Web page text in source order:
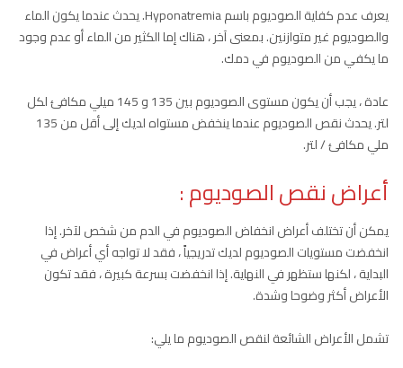
يعرف عدم كفاية الصوديوم باسم Hyponatremia. يحدث عندما يكون الماء
والصوديوم غير متوازنين. بمعنى آخر ، هناك إما الكثير من الماء أو عدم وجود
ما يكفي من الصوديوم في دمك.
عادة ، يجب أن يكون مستوى الصوديوم بين 135 و 145 ميلي مكافئ لكل
لتر. يحدث نقص الصوديوم عندما ينخفض مستواه لديك إلى أقل من 135
ملي مكافئ / لتر.
أعراض نقص الصوديوم :
يمكن أن تختلف أعراض انخفاض الصوديوم في الدم من شخص لآخر. إذا
انخفضت مستويات الصوديوم لديك تدريجياً ، فقد لا تواجه أي أعراض في
البداية ، لكنها ستظهر في النهاية. إذا انخفضت بسرعة كبيرة ، فقد تكون
الأعراض أكثر وضوحا وشدة.
تشمل الأعراض الشائعة لنقص الصوديوم ما يلي: